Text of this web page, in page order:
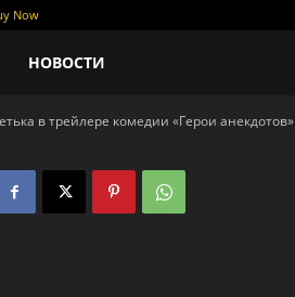
Now
НОВОСТИ
в трейлере комедии «Герои анекдотов»